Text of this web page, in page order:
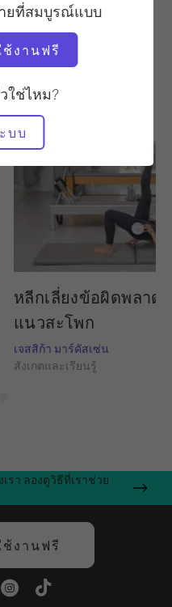
ยที่สมบูรณ์แบบ
ช้งานฟรี
ใช่ไหม?
บบ
หรับ
นาที สตูดิโอทั้งหมด
าจชอบ
หลีกเลี่ยงข้อผิดพลาด
แนวสะโพก
เจสสิก้า มาร์คัสเซ่น
สังเกตและเรียนรู้
รา ลองดูวิธีที่เราช่วย
ช้งานฟรี